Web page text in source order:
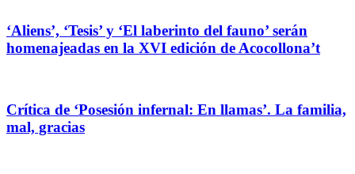
‘Aliens’, ‘Tesis’ y ‘El laberinto del fauno’ serán
homenajeadas en la XVI edición de Acocollona’t
Crítica de ‘Posesión infernal: En llamas’. La familia,
mal, gracias